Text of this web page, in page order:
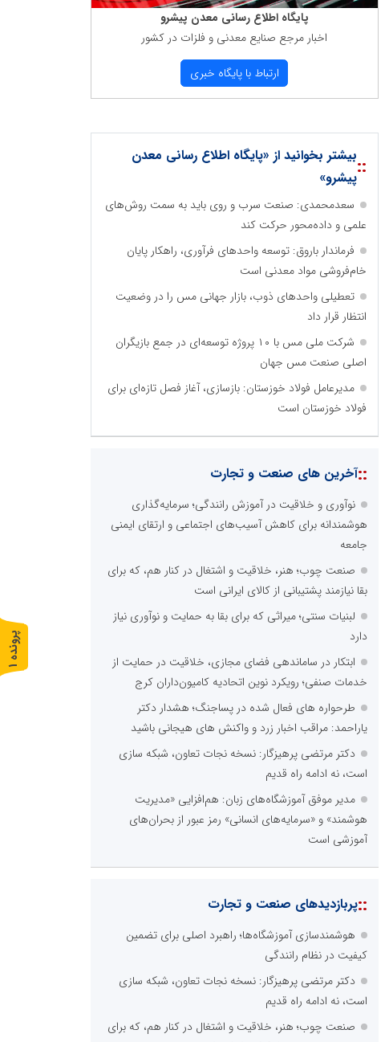
پایگاه اطلاع رسانی معدن پیشرو
اخبار مرجع صنایع معدنی و فلزات در كشور
ارتباط با پایگاه خبری
::بیشتر بخوانید از «پایگاه اطلاع رسانی معدن
پیشرو»
سعدمحمدی: صنعت سرب و روی باید به سمت روش‌های
علمی و داده‌محور حرکت کند
فرماندار باروق: توسعه واحدهای فرآوری، راهکار پایان
خام‌فروشی مواد معدنی است
تعطیلی واحدهای ذوب، بازار جهانی مس را در وضعیت
انتظار قرار داد
شرکت ملی مس با ۱۰ پروژه توسعه‌ای در جمع بازیگران
اصلی صنعت مس جهان
مدیرعامل فولاد خوزستان: بازسازی، آغاز فصل تازه‌ای برای
فولاد خوزستان است
::آخرین های صنعت و تجارت
نوآوری و خلاقیت در آموزش رانندگی؛ سرمایه‌گذاری
هوشمندانه برای کاهش آسیب‌های اجتماعی و ارتقای ایمنی
جامعه
صنعت چوب؛ هنر، خلاقیت و اشتغال در کنار هم، که برای
بقا نیازمند پشتیبانی از کالای ایرانی است
لبنیات سنتی؛ میراثی که برای بقا به حمایت و نوآوری نیاز
دارد
ابتکار در ساماندهی فضای مجازی، خلاقیت در حمایت از
خدمات صنفی؛ رویکرد نوین اتحادیه کامیون‌داران کرج
طرحواره های فعال شده در پساجنگ؛ هشدار دکتر
یاراحمد: مراقب اخبار زرد و واکنش های هیجانی باشید
دکتر مرتضی پرهیزگار: نسخه نجات تعاون، شبکه سازی
است، نه ادامه راه قدیم
مدیر موفق آموزشگاه‌های زبان: هم‌افزایی «مدیریت
هوشمند» و «سرمایه‌های انسانی» رمز عبور از بحران‌های
آموزشی است
::پربازدیدهای صنعت و تجارت
هوشمندسازی آموزشگاه‌ها؛ راهبرد اصلی برای تضمین
کیفیت در نظام رانندگی
دکتر مرتضی پرهیزگار: نسخه نجات تعاون، شبکه سازی
است، نه ادامه راه قدیم
صنعت چوب؛ هنر، خلاقیت و اشتغال در کنار هم، که برای
پ
ر
و
ن
د
ه
1